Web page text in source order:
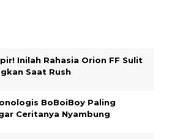
Inilah Rahasia Orion FF Sulit
Saat Rush
BoBoiBoy Paling
Ceritanya Nyambung